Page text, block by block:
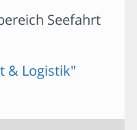
Seefahrt
& Logistik"